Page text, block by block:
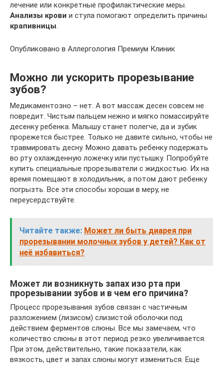
лечение или конкретные профилактические меры.
Анализы крови и стула помогают определить причины
крапивницы.
Опубликовано в Аллергология Премиум Клиник
Можно ли ускорить прорезывание
зубов?
Медикаментозно – нет. А вот массаж десен совсем не
повредит. Чистым пальцем нежно и мягко помассируйте
десенку ребенка. Малышу станет полегче, да и зубик
прорежется быстрее. Только не давите сильно, чтобы не
травмировать десну. Можно давать ребенку подержать
во рту охлажденную ложечку или пустышку. Попробуйте
купить специальные прорезыватели с жидкостью. Их на
время помещают в холодильник, а потом дают ребенку
погрызть. Все эти способы хороши в меру, не
переусердствуйте.
Читайте также: Может ли быть диарея при
прорезывании молочных зубов у детей? Как от
неё избавиться?
Может ли возникнуть запах изо рта при
прорезывании зубов и в чем его причина?
Процесс прорезывания зубов связан с частичным
разложением (лизисом) слизистой оболочки под
действием ферментов слюны. Все мы замечаем, что
количество слюны в этот период резко увеличивается.
При этом, действительно, такие показатели, как
вязкость, цвет и запах слюны могут измениться. Еще